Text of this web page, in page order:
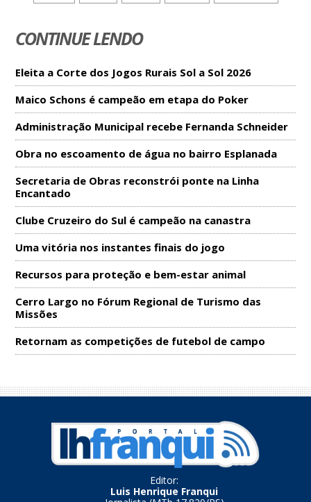
CONTINUE LENDO
Eleita a Corte dos Jogos Rurais Sol a Sol 2026
Maico Schons é campeão em etapa do Poker
Administração Municipal recebe Fernanda Schneider
Obra no escoamento de água no bairro Esplanada
Secretaria de Obras reconstrói ponte na Linha
Encantado
Clube Cruzeiro do Sul é campeão na canastra
Uma vitória nos instantes finais do jogo
Recursos para proteção e bem-estar animal
Cerro Largo no Fórum Regional de Turismo das
Missões
Retornam as competições de futebol de campo
Editor:
Luis Henrique Franqui